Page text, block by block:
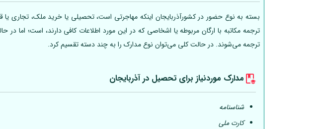
بسته به نوع حضور در کشورآذربایجان اینکه مهاجرتی است، تحصیلی یا خرید ملک، تجاری یا
ترجمه مکاتبه با ارگان مربوطه یا اشخاصی که در این مورد اطلاعات کافی دارند، است؛ اما
ترجمه می‌شوند. در حالت کلی می‌توان نوع مدارک را به چند دسته تقسیم کرد.
مدارک موردنیاز برای تحصیل در آذربایجان
شناسنامه
کارت ملی